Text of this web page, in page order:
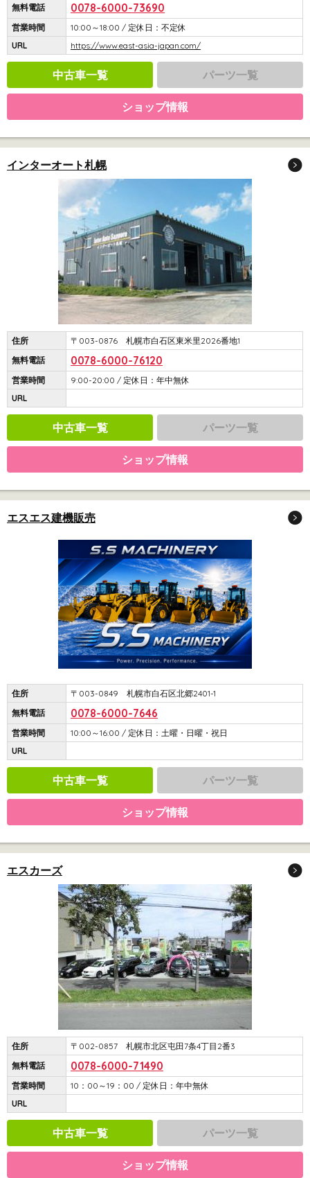
無料電話
0078-6000-73690
営業時間
10:00～18:00 / 定休日：不定休
URL
https://www.east-asia-japan.com/
中古車一覧 パーツ一覧
ショップ情報
インターオート札幌
住所
〒003-0876 札幌市白石区東米里2026番地1
無料電話
0078-6000-76120
営業時間
9:00-20:00 / 定休日：年中無休
URL
中古車一覧 パーツ一覧
ショップ情報
エスエス建機販売
住所
〒003-0849 札幌市白石区北郷2401-1
無料電話
0078-6000-7646
営業時間
10:00～16:00 / 定休日：土曜・日曜・祝日
URL
中古車一覧 パーツ一覧
ショップ情報
エスカーズ
住所
〒002-0857 札幌市北区屯田7条4丁目2番3
無料電話
0078-6000-71490
営業時間
10：00～19：00 / 定休日：年中無休
URL
中古車一覧 パーツ一覧
ショップ情報